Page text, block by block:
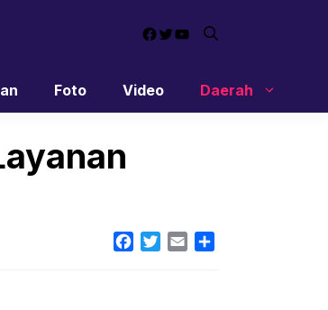
Facebook
Twitter
YouTube
Foto Video Daerah
Facebook
TwitterEmail